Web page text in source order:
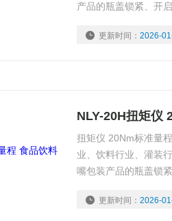
产品的瓶盖锁紧、开
控制的工艺参数之一
更新时间：2026-01-
NLY-20H扭矩仪
扭矩仪 20Nm标准量
业、饮料行业、灌装
嘴包装产品的瓶盖锁
线重点控制的工艺参数
更新时间：2026-01-